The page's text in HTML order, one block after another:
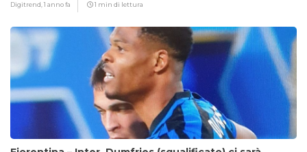
Digitrend,1 anno fa 1 min di lettura